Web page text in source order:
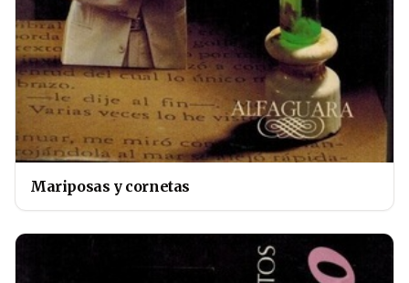
Mariposas y cornetas